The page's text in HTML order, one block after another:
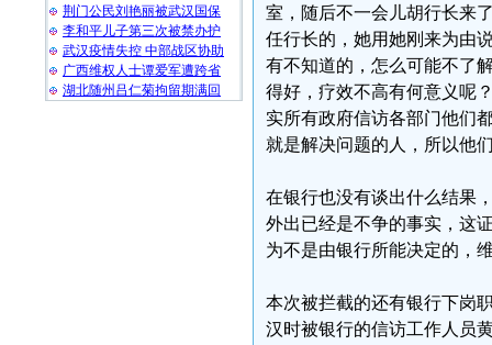
荆门公民刘艳丽被武汉国保
李和平儿子第三次被禁办护
武汉疫情失控 中部战区协助
广西维权人士谭爱军遭跨省
湖北随州吕仁菊拘留期满回
室，随后不一会儿胡行长来
任行长的，她用她刚来为由
有不知道的，怎么可能不了
得好，疗效不高有何意义呢
实所有政府信访各部门他们
就是解决问题的人，所以他
在银行也没有谈出什么结果
外出已经是不争的事实，这
为不是由银行所能决定的，
本次被拦截的还有银行下岗
汉时被银行的信访工作人员